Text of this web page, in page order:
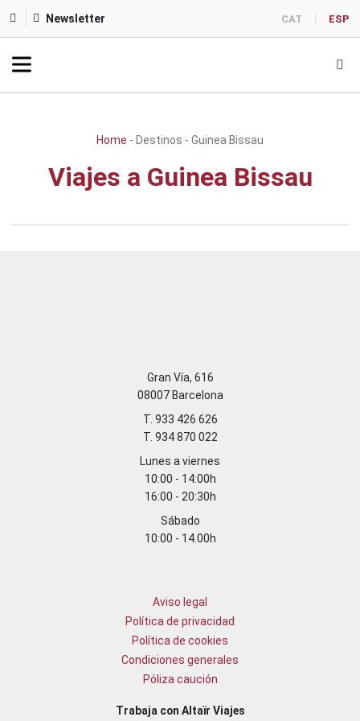
Newsletter CAT ESP
Home - Destinos - Guinea Bissau
Viajes a Guinea Bissau
Gran Vía, 616
08007 Barcelona
T. 933 426 626
T. 934 870 022
Lunes a viernes
10:00 - 14:00h
16:00 - 20:30h
Sábado
10:00 - 14.00h
Aviso legal
Política de privacidad
Política de cookies
Condiciones generales
Póliza caución
Trabaja con Altaïr Viajes